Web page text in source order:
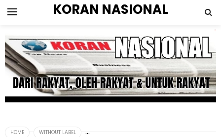
KORAN NASIONAL
HOME WITHOUT LABEL